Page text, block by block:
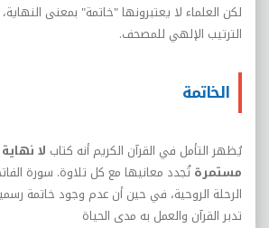
لكن العلماء لا يعتبرونها "خاتمة" بمعنى
الترتيب الإلهي للمصحف.
الخاتمة
يُظهر التأمل في القرآن الكريم أنه كتاب لا
مستمرةتُجدد معانيها مع كل تلاوة. سورة
الرحلة الروحية، في حين أن عدم وجود خاتمة
تدبر القرآن والعمل به مدى الحياة